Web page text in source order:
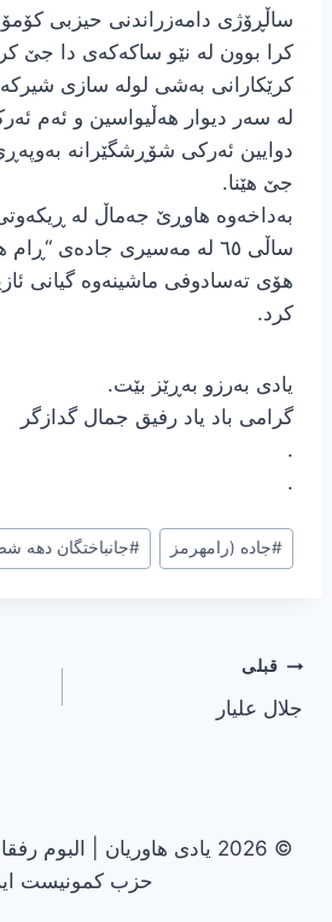
ساڵڕۆژی دامەزراندنی حیزبی
کرا بوون لە نێو ساکەکەی دا جێ
کرێکارانی بەشی لولە سازی
لە سەر دیوار هەڵیواسین و ئەم
دوایین ئەرکی شۆڕشگێرانە
جێ هێنا.
ساڵی ٦٥ لە مەسیری جادەی
هۆی تەسادوفی ماشینەوە گیانی
کرد.
یادی بەرزو بەڕێز بێت.
گرامی باد یاد رفیق جمال گدازگر
.
.
برچسب‌های
نوشته:
#جاده (رامهرمز #جانباختگان دهه
راهبری
نوشته
قبلی
جلال علیار
© 2026 یادی هاوریان | البوم
حزب کمونیست